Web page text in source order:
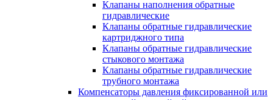
Клапаны наполнения обратные
гидравлические
Клапаны обратные гидравлические
картриджного типа
Клапаны обратные гидравлические
стыкового монтажа
Клапаны обратные гидравлические
трубного монтажа
Компенсаторы давления фиксированной или